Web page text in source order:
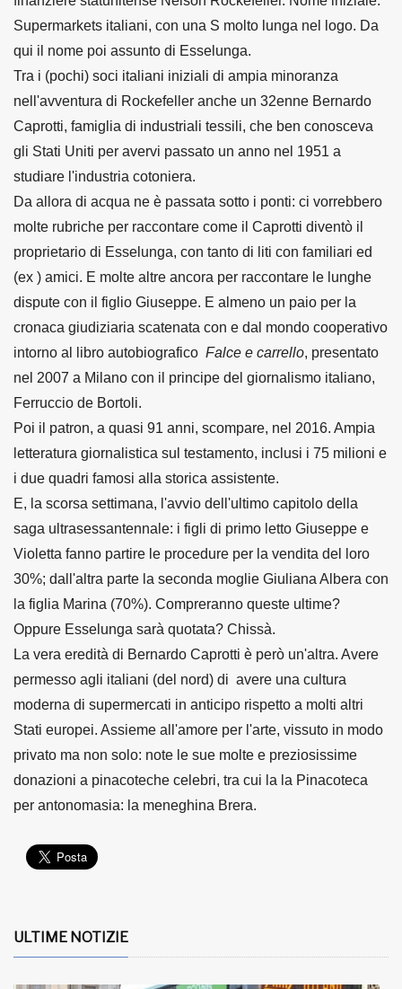
Supermarkets italiani, con una S molto lunga nel logo. Da
qui il nome poi assunto di Esselunga.
Tra i (pochi) soci italiani iniziali di ampia minoranza
nell'avventura di Rockefeller anche un 32enne Bernardo
Caprotti, famiglia di industriali tessili, che ben conosceva
gli Stati Uniti per avervi passato un anno nel 1951 a
studiare l'industria cotoniera.
Da allora di acqua ne è passata sotto i ponti: ci vorrebbero
molte rubriche per raccontare come il Caprotti diventò il
proprietario di Esselunga, con tanto di liti con familiari ed
(ex ) amici. E molte altre ancora per raccontare le lunghe
dispute con il figlio Giuseppe. E almeno un paio per la
cronaca giudiziaria scatenata con e dal mondo cooperativo
intorno al libro autobiografico Falce e carrello, presentato
nel 2007 a Milano con il principe del giornalismo italiano,
Ferruccio de Bortoli.
Poi il patron, a quasi 91 anni, scompare, nel 2016. Ampia
letteratura giornalistica sul testamento, inclusi i 75 milioni e
i due quadri famosi alla storica assistente.
E, la scorsa settimana, l'avvio dell'ultimo capitolo della
saga ultrasessantennale: i figli di primo letto Giuseppe e
Violetta fanno partire le procedure per la vendita del loro
30%; dall'altra parte la seconda moglie Giuliana Albera con
la figlia Marina (70%). Compreranno queste ultime?
Oppure Esselunga sarà quotata? Chissà.
La vera eredità di Bernardo Caprotti è però un'altra. Avere
permesso agli italiani (del nord) di avere una cultura
moderna di supermercati in anticipo rispetto a molti altri
Stati europei. Assieme all'amore per l'arte, vissuto in modo
privato ma non solo: note le sue molte e preziosissime
donazioni a pinacoteche celebri, tra cui la la Pinacoteca
per antonomasia: la meneghina Brera.
ULTIME NOTIZIE